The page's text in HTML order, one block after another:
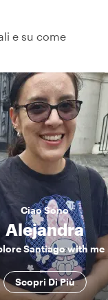
e su come
CiaoSono
Alejandra
Santiago with me
Scopri Di Più